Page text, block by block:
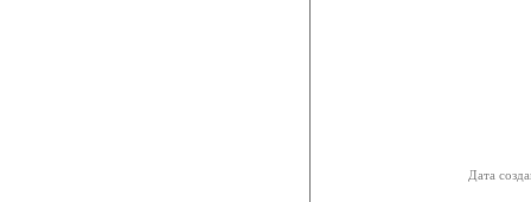
Дата